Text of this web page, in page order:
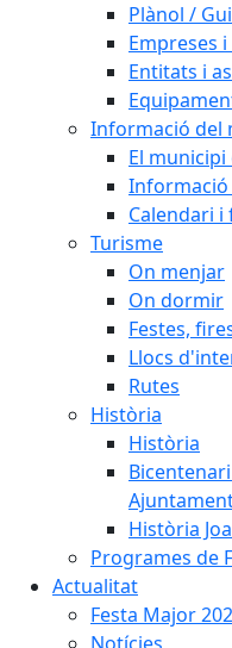
Plànol /
Empreses
Entitats i
Informació del
El
Calendari i
Turisme
On menjar
On dormir
Festes,
Llocs
Rutes
Història
Història
Història
Programes de
Actualitat
Festa Major